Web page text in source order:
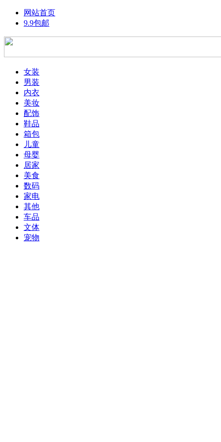
网站首页
9.9包邮
女装
男装
内衣
美妆
配饰
鞋品
箱包
儿童
母婴
居家
美食
数码
家电
其他
车品
文体
宠物